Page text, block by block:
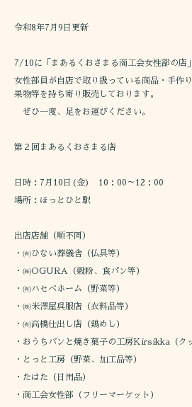
令和8年7月9日更新
7/10に「まあるくおさまる商工会女性部の店
女性部員が自店で取り扱っている商品・手作
果物等を持ち寄り販売しております。
ぜひ一度、足をお運びください。
第２回まあるくおさまる店
日時：7月10日(金) 10：00～12：00
場所：ほっとひと駅
出店店舗（順不同）
・㈲ひない葬儀舎（仏具等）
・㈱OGURA（穀粉、食パン等）
・㈲ハセベホーム（野菜等）
・㈱米澤屋呉服店（衣料品等）
・㈲高橋仕出し店（鶏めし）
・おうちパンと焼き菓子の工房Kirsikka（ク
・とっと工房（野菜、加工品等）
・たはた（日用品）
・商工会女性部（フリーマーケット）